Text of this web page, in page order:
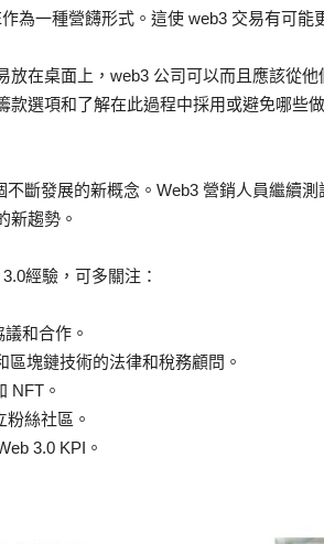
為一種營䭦形式。這使 web3 交易有可能
放在桌面上，web3 公司可以而且應該從
款選項和了解在此過程中採用或避免哪些
不斷發展的新概念。Web3 營銷人員繼續
新趨勢。
經驗，可多關注：
和合作。
區塊鏈技術的法律和稅務顧問。
NFT。
絲社區。
3.0 KPI。